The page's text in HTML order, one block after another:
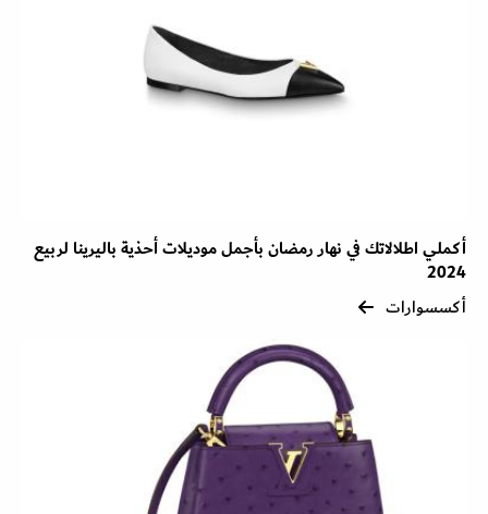
أكملي اطلالاتك في نهار رمضان بأجمل موديلات أحذية باليرينا لربيع
2024
أكسسوارات